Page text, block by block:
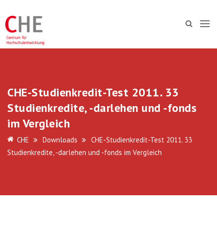
CHE-Studienkredit-Test 2011. 33
Studienkredite, -darlehen und -fonds
im Vergleich
CHE Downloads
CHE-Studienkredit-Test 2011. 33
Studienkredite, -darlehen und -fonds im Vergleich